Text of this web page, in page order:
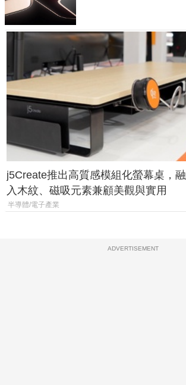
j5Create推出高質感模組化螢幕桌，融
入木紋、磁吸元素兼顧美觀與實用
半導體/電子產業
ADVERTISEMENT